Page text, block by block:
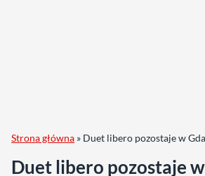
Strona główna » Duet libero pozostaje w
Duet libero pozostaje